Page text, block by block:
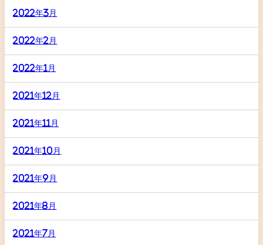
2022年3月
2022年2月
2022年1月
2021年12月
2021年11月
2021年10月
2021年9月
2021年8月
2021年7月